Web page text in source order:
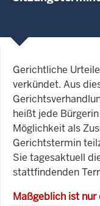
Gerichtliche
verkündet. Aus
heißt jede
Möglichkeit als
Gerichtstermin
Sie tagesaktuell
stattfindenden
Maßgeblich ist nur